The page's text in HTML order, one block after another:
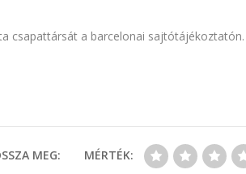
csapattársát a barcelonai sajtótájékoztatón.
MEG: MÉRTÉK: